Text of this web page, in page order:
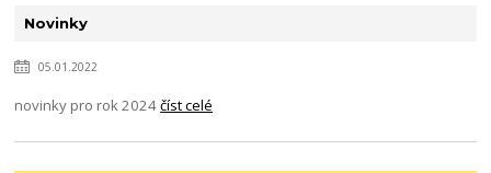
Novinky
05.01.2022
novinky pro rok 2024číst celé